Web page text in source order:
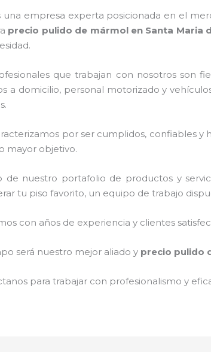
una empresa experta posicionada en el
precio pulido de mármolen Santa Maria
que trabajan con nosotros son
a domicilio, personal motorizado y
por ser cumplidos, confiables
mayor objetivo.
de nuestro portafolio de productos y
tu piso favorito, un equipo de trabajo
con años de experiencia y clientes
será nuestro mejor aliado y precio pulido
para trabajar con profesionalismo y